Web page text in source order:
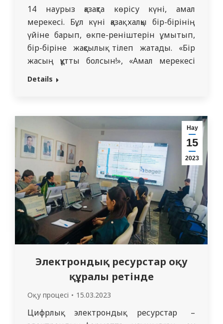
14 наурыз қазақта көрісу күні, амал
мерекесі. Бұл күні қазақ халқы бір-бірінің
үйіне барып, өкпе-реніштерін ұмытып,
бір-біріне жақсылық тілеп жатады. «Бір
жасың құтты болсын!», «Амал мерекесі
құтты болсын!» деп бірін-бірі құттықтайды.
бір-бірінің көңілдерін аулап, жаңа
жылдың келуіне орай қуаныштарымен
бөліседі.…
Details
Нау
15
2023
Электрондық ресурстар оқу
құралы ретінде
Оқу процесі 15.03.2023
Цифрлық электрондық ресурстар –